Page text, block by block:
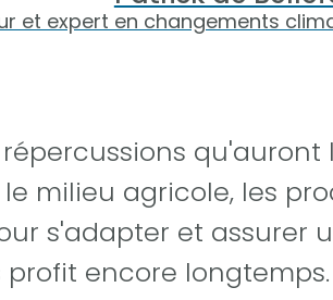
et expert en changements
qu'auront
milieu agricole, les
s'adapter et assurer
encore longtemps.